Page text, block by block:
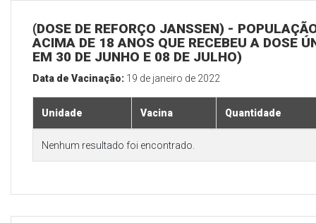
(DOSE DE REFORÇO JANSSEN) -
ACIMA DE 18 ANOS QUE RECEBEU A DOSE
EM 30 DE JUNHO E 08 DE JULHO)
Data de Vacinação: 19 de janeiro de 2022
Unidade Vacina Quantidade
Nenhum resultado foi encontrado.